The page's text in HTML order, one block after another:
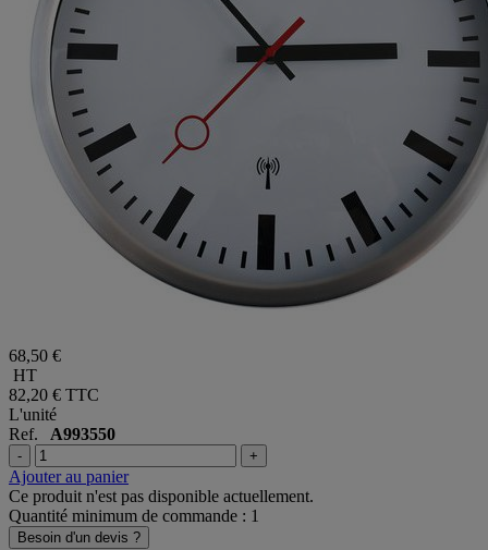
68,50 €
HT
82,20 € TTC
L'unité
Ref. A993550
- +
Ajouter au panier
Ce produit n'est pas disponible actuellement.
Quantité minimum de commande : 1
Besoin d'un devis ?